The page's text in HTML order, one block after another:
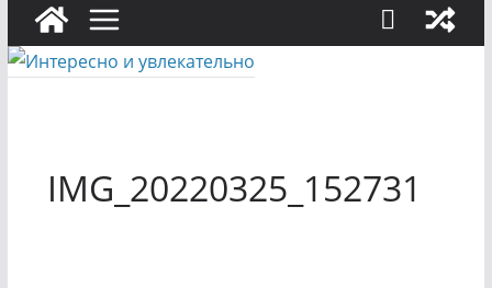
IMG_20220325_152731